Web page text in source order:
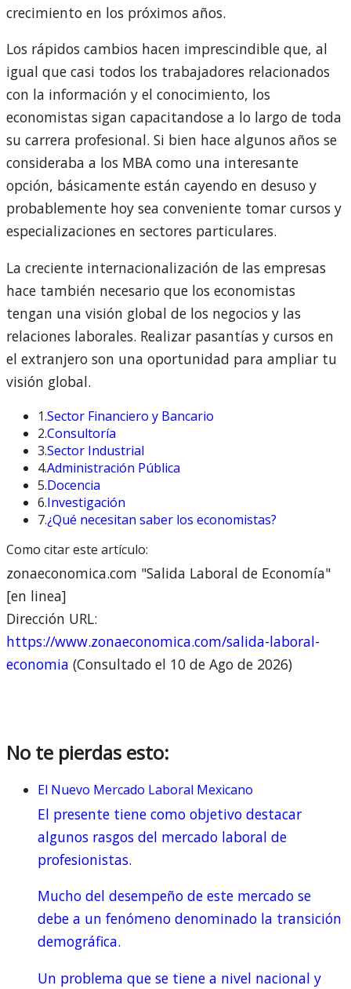
crecimiento en los próximos años.
Los rápidos cambios hacen imprescindible que, al
igual que casi todos los trabajadores relacionados
con la información y el conocimiento, los
economistas sigan capacitandose a lo largo de toda
su carrera profesional. Si bien hace algunos años se
consideraba a los MBA como una interesante
opción, básicamente están cayendo en desuso y
probablemente hoy sea conveniente tomar cursos y
especializaciones en sectores particulares.
La creciente internacionalización de las empresas
hace también necesario que los economistas
tengan una visión global de los negocios y las
relaciones laborales. Realizar pasantías y cursos en
el extranjero son una oportunidad para ampliar tu
visión global.
1.Sector Financiero y Bancario
2.Consultoría
3.Sector Industrial
4.Administración Pública
5.Docencia
6.Investigación
7.¿Qué necesitan saber los economistas?
Como citar este artículo:
zonaeconomica.com "Salida Laboral de Economía"
[en linea]
Dirección URL:
https://www.zonaeconomica.com/salida-laboral-
economia (Consultado el 10 de Ago de 2026)
No te pierdas esto:
El Nuevo Mercado Laboral Mexicano
El presente tiene como objetivo destacar
algunos rasgos del mercado laboral de
profesionistas.
Mucho del desempeño de este mercado se
debe a un fenómeno denominado la transición
demográfica.
Un problema que se tiene a nivel nacional y